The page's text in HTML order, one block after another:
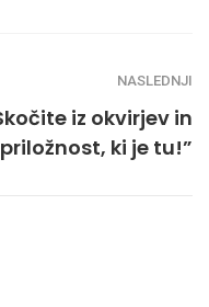
NASLEDNJI
iz okvirjev in
ki je tu!”